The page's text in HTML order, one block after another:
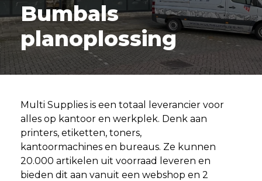
Bumbals
planoplossing
Multi Supplies is een totaal leverancier voor
alles op kantoor en werkplek. Denk aan
printers, etiketten, toners,
kantoormachines en bureaus. Ze kunnen
20.000 artikelen uit voorraad leveren en
bieden dit aan vanuit een webshop en 2